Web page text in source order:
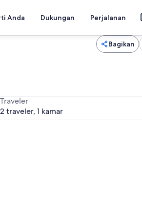
Anda Dukungan Perjalanan
Bagikan
Traveler